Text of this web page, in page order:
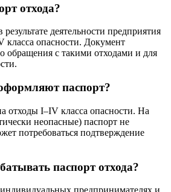
отхода?
деятельности предприятия
класса опасности. Документ
обращения с такими отходами и для
паспорт?
отходы I–IV класса опасности. На
неопасные) паспорт не
потребоваться подтверждение
паспорт отхода?